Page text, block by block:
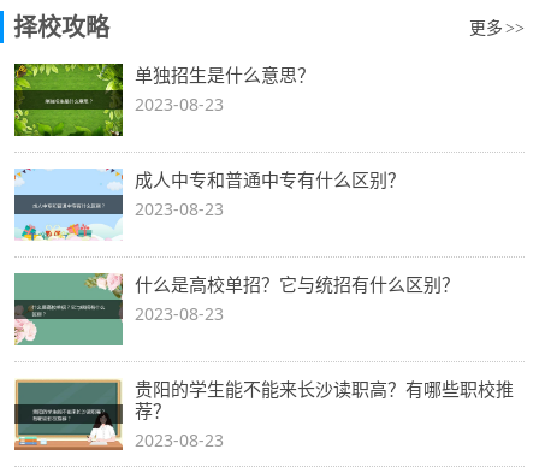
择校攻略 更多 >>
单独招生是什么意思？
2023-08-23
成人中专和普通中专有什么区别？
2023-08-23
什么是高校单招？它与统招有什么区别？
2023-08-23
贵阳的学生能不能来长沙读职高？有哪些职校推
荐？
2023-08-23